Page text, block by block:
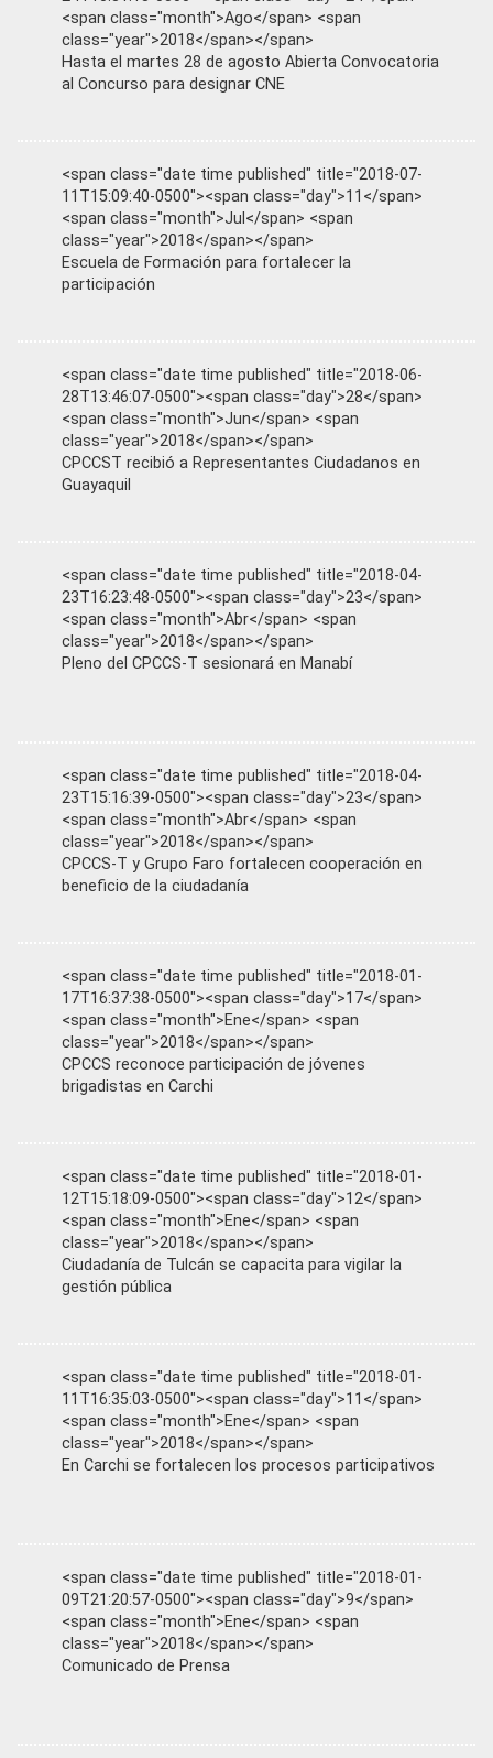
<span class="month">Ago</span> <span
class="year">2018</span></span>
Hasta el martes 28 de agosto Abierta Convocatoria
al Concurso para designar CNE
<span class="date time published" title="2018-07-
11T15:09:40-0500"><span class="day">11</span>
<span class="month">Jul</span> <span
class="year">2018</span></span>
Escuela de Formación para fortalecer la
participación
<span class="date time published" title="2018-06-
28T13:46:07-0500"><span class="day">28</span>
<span class="month">Jun</span> <span
class="year">2018</span></span>
CPCCST recibió a Representantes Ciudadanos en
Guayaquil
<span class="date time published" title="2018-04-
23T16:23:48-0500"><span class="day">23</span>
<span class="month">Abr</span> <span
class="year">2018</span></span>
Pleno del CPCCS-T sesionará en Manabí
<span class="date time published" title="2018-04-
23T15:16:39-0500"><span class="day">23</span>
<span class="month">Abr</span> <span
class="year">2018</span></span>
CPCCS-T y Grupo Faro fortalecen cooperación en
beneficio de la ciudadanía
<span class="date time published" title="2018-01-
17T16:37:38-0500"><span class="day">17</span>
<span class="month">Ene</span> <span
class="year">2018</span></span>
CPCCS reconoce participación de jóvenes
brigadistas en Carchi
<span class="date time published" title="2018-01-
12T15:18:09-0500"><span class="day">12</span>
<span class="month">Ene</span> <span
class="year">2018</span></span>
Ciudadanía de Tulcán se capacita para vigilar la
gestión pública
<span class="date time published" title="2018-01-
11T16:35:03-0500"><span class="day">11</span>
<span class="month">Ene</span> <span
class="year">2018</span></span>
En Carchi se fortalecen los procesos participativos
<span class="date time published" title="2018-01-
09T21:20:57-0500"><span class="day">9</span>
<span class="month">Ene</span> <span
class="year">2018</span></span>
Comunicado de Prensa